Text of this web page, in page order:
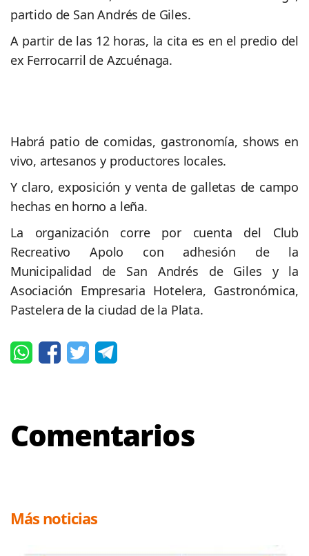
partido de San Andrés de Giles.
A partir de las 12 horas, la cita es en el predio del
ex Ferrocarril de Azcuénaga.
Habrá patio de comidas, gastronomía, shows en
vivo, artesanos y productores locales.
Y claro, exposición y venta de galletas de campo
hechas en horno a leña.
La organización corre por cuenta del Club
Recreativo Apolo con adhesión de la
Municipalidad de San Andrés de Giles y la
Asociación Empresaria Hotelera, Gastronómica,
Pastelera de la ciudad de la Plata.
Comentarios
Más noticias